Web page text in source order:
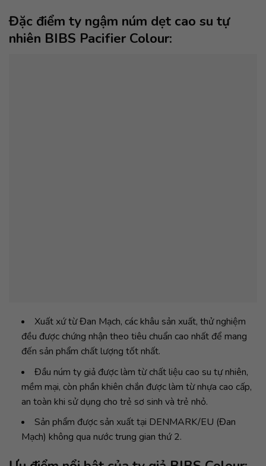
Đặc điểm ty ngậm núm dẹt cao su tự
nhiên BIBS Pacifier Colour:
Xuất xứ từ Đan Mạch, các khâu sản xuất, thử nghiệm
đều được chứng nhận theo tiêu chuẩn cao nhất để mang
đến sản phẩm chất lượng tốt nhất.
Đầu núm ty giả được làm từ chất liệu cao su tự nhiên,
mềm mại, còn phần khiên chắn được làm từ nhựa cao cấp,
an toàn khi sử dụng cho trẻ sơ sinh và trẻ nhỏ.
Sản phẩm được sản xuất tại DENMARK/EU (Đan
Mạch) không qua nước trung gian thứ 2.